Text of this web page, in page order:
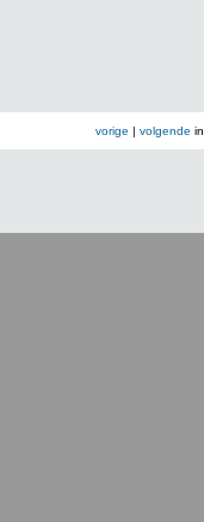
vorige | volgende in